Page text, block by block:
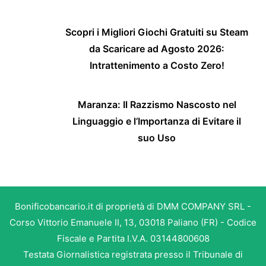
Scopri i Migliori Giochi Gratuiti su Steam
da Scaricare ad Agosto 2026:
Intrattenimento a Costo Zero!
Maranza: Il Razzismo Nascosto nel
Linguaggio e l’Importanza di Evitare il
suo Uso
Bonificobancario.it di proprietà di DMM COMPANY SRL -
Corso Vittorio Emanuele II, 13, 03018 Paliano (FR) - Codice
Fiscale e Partita I.V.A. 03144800608
Testata Giornalistica registrata presso il Tribunale di